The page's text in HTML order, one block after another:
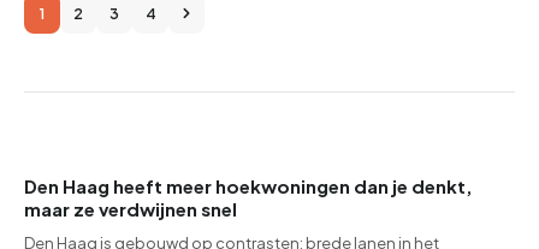
1 2 3 4
Den Haag heeft meer hoekwoningen dan je denkt,
maar ze verdwijnen snel
Den Haag is gebouwd op contrasten: brede lanen in het